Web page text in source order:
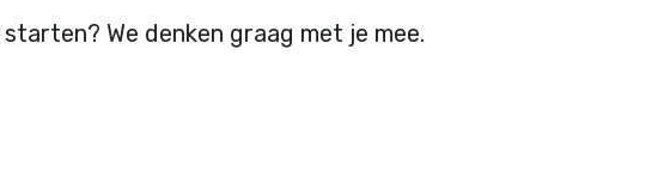
We denken graag met je mee.